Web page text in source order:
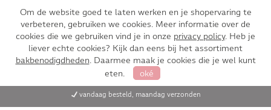
Om de website goed te laten werken en je shopervaring te
verbeteren, gebruiken we cookies. Meer informatie over de
cookies die we gebruiken vind je in onze privacy policy. Heb je
liever echte cookies? Kijk dan eens bij het assortiment
bakbenodigdheden. Daarmee maak je cookies die je wel kunt
eten.
oké
vandaag besteld, maandag verzonden